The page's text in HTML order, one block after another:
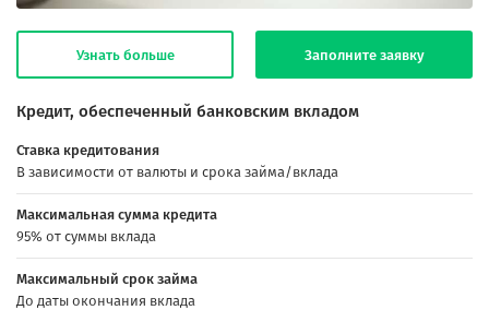
Узнать больше Заполните заявку
Кредит, обеспеченный банковским вкладом
Ставка кредитования
В зависимости от валюты и срока займа/вклада
Максимальная сумма кредита
95% от суммы вклада
Максимальный срок займа
До даты окончания вклада